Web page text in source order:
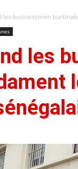
les businessmen
les